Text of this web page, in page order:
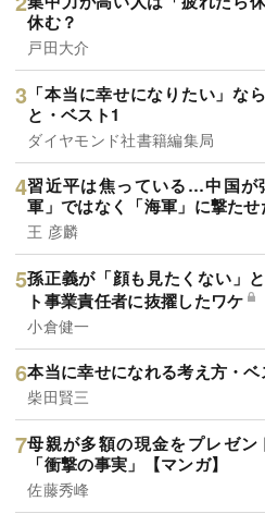
休む？
戸田大介
「本当に幸せになりたい」な
と・ベスト1
ダイヤモンド社書籍編集局
習近平は焦っている…中国が
軍」ではなく「海軍」に撃た
王 彦麟
孫正義が「顔も見たくない」
ト事業責任者に抜擢したワケ
小倉健一
本当に幸せになれる考え方・ベ
柴田賢三
母親が多額の現金をプレゼ
「衝撃の事実」【マンガ】
佐藤秀峰